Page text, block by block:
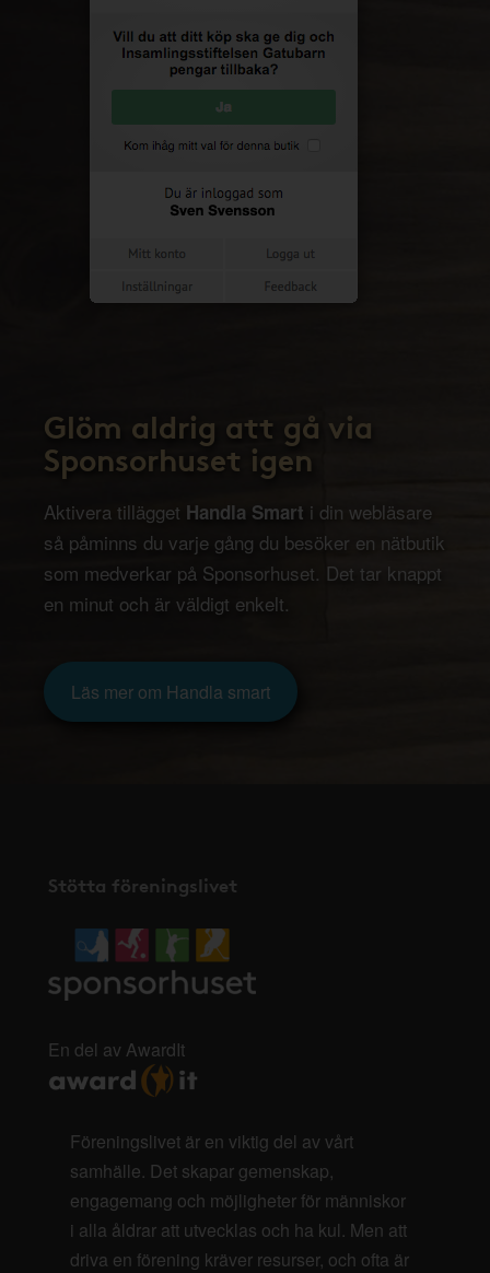
Glöm aldrig att gå via
Sponsorhuset igen
Aktivera tillägget Handla Smart i din webläsare
så påminns du varje gång du besöker en nätbutik
som medverkar på Sponsorhuset. Det tar knappt
en minut och är väldigt enkelt.
Läs mer om Handla smart
Stötta föreningslivet
En del av AwardIt
Föreningslivet är en viktig del av vårt
samhälle. Det skapar gemenskap,
engagemang och möjligheter för människor
i alla åldrar att utvecklas och ha kul. Men att
driva en förening kräver resurser, och ofta är